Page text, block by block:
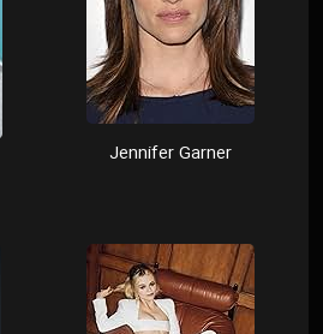
Jennifer Garner